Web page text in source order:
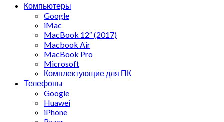
Компьютеры
Google
iMac
MacBook 12″ (2017)
Macbook Air
MacBook Pro
Microsoft
Комплектующие для ПК
Телефоны
Google
Huawei
iPhone